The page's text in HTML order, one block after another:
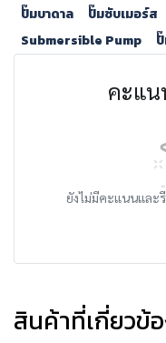
ปั๊มบาดาล ปั๊มซับเมอร์ส
Submersible Pump
คะแน
ยังไม่มีคะแนนและ
สินค้าที่เกี่ยวข้